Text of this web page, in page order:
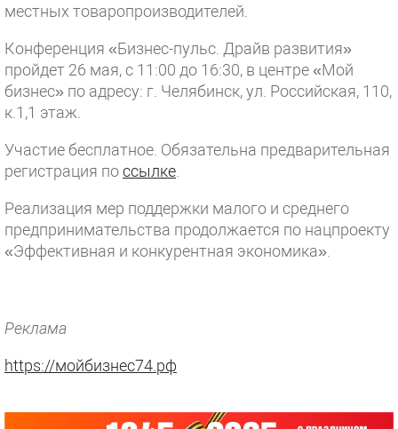
местных товаропроизводителей.
Конференция «Бизнес-пульс. Драйв развития»
пройдет 26 мая, с 11:00 до 16:30, в центре «Мой
бизнес» по адресу: г. Челябинск, ул. Российская, 110,
к.1,1 этаж.
Участие бесплатное. Обязательна предварительная
регистрация поссылке
Реализация мер поддержки малого и среднего
предпринимательства продолжается по нацпроекту
«Эффективная и конкурентная экономика».
Реклама
https://мойбизнес74.рф